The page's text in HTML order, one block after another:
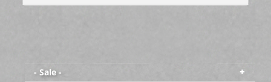
- Sale -